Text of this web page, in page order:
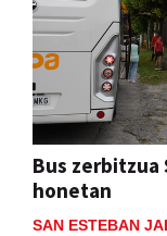
Bus
honetan
SAN ESTEBAN